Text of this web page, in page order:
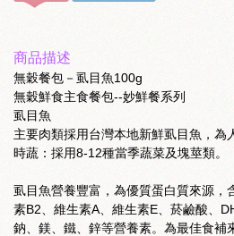
商品描述
無穀餐包－虱目魚100g
無穀鮮食主食餐包--妙鮮餐系列
虱目魚
主要肉類採用台灣本地新鮮虱目魚，為
時蔬：採用8-12種當季蔬菜及塊莖類。
虱目魚營養豐富，為優質蛋白質來源，
素B2、維生素A、維生素E、菸鹼酸、
鈉、鎂、鐵、鋅等營養素。為最佳食補